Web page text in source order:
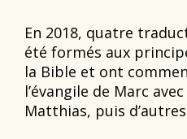
En 2018, quatre
été formés aux
la Bible et ont
l’évangile de Marc
Matthias, puis